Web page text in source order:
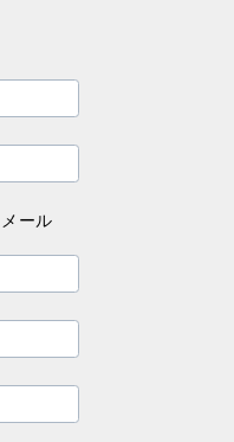
メール